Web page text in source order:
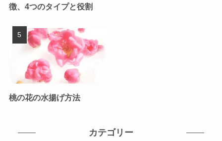
徴、4つのタイプと役割
桃の花の水揚げ方法
カテゴリー